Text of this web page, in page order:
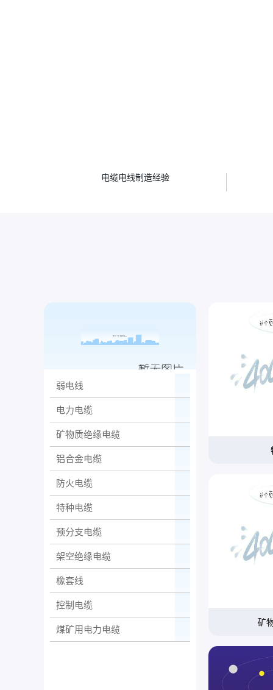
电缆电线制造经验
弱电线
电力电缆
矿物质绝缘电缆
铝合金电缆
防火电缆
特种电缆
预分支电缆
架空绝缘电缆
橡套线
控制电缆
煤矿用电力电缆
矿